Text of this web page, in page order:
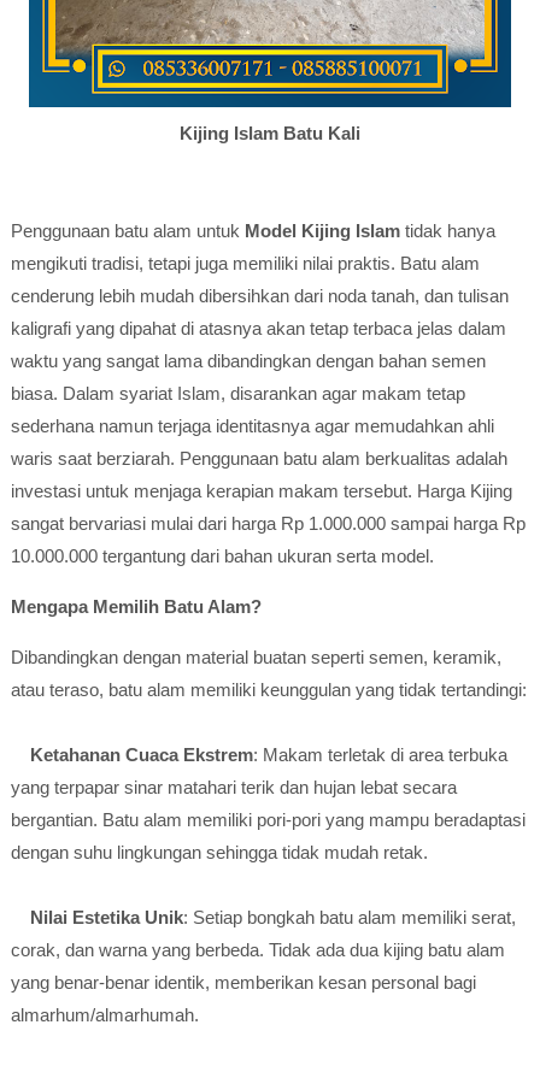
Kijing Islam Batu Kali
Penggunaan batu alam untuk Model Kijing Islamtidak hanya
mengikuti tradisi, tetapi juga memiliki nilai praktis. Batu alam
cenderung lebih mudah dibersihkan dari noda tanah, dan tulisan
kaligrafi yang dipahat di atasnya akan tetap terbaca jelas dalam
waktu yang sangat lama dibandingkan dengan bahan semen
biasa. Dalam syariat Islam, disarankan agar makam tetap
sederhana namun terjaga identitasnya agar memudahkan ahli
waris saat berziarah. Penggunaan batu alam berkualitas adalah
investasi untuk menjaga kerapian makam tersebut. Harga Kijing
sangat bervariasi mulai dari harga Rp 1.000.000 sampai harga Rp
10.000.000 tergantung dari bahan ukuran serta model.
Mengapa Memilih Batu Alam?
Dibandingkan dengan material buatan seperti semen, keramik,
atau teraso, batu alam memiliki keunggulan yang tidak tertandingi:
Ketahanan Cuaca Ekstrem: Makam terletak di area terbuka
yang terpapar sinar matahari terik dan hujan lebat secara
bergantian. Batu alam memiliki pori-pori yang mampu beradaptasi
dengan suhu lingkungan sehingga tidak mudah retak.
Nilai Estetika Unik: Setiap bongkah batu alam memiliki serat,
corak, dan warna yang berbeda. Tidak ada dua kijing batu alam
yang benar-benar identik, memberikan kesan personal bagi
almarhum/almarhumah.